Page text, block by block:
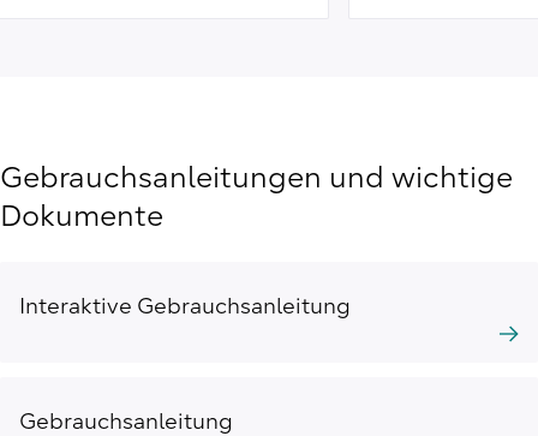
Gebrauchsanleitungen und wichtige
Dokumente
Interaktive Gebrauchsanleitung
Gebrauchsanleitung